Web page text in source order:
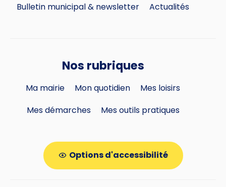
Bulletin municipal & newsletter
Actualités
Nos rubriques
Ma mairie Mon quotidien
Mes loisirs
Mes démarches
Mes outils pratiques
Options d'accessibilité